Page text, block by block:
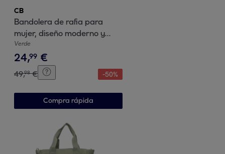
CB
Bandolera de rafia para
mujer, diseño moderno y
comodo, compartimento
principal con boton de iman
Verde
24,99 €
49,98 € -50%
Compra rápida